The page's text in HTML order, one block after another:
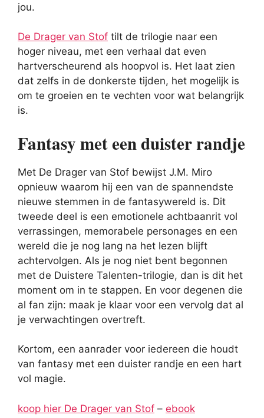
jou.
De Drager van Stof tilt de trilogie naar een
hoger niveau, met een verhaal dat even
hartverscheurend als hoopvol is. Het laat zien
dat zelfs in de donkerste tijden, het mogelijk is
om te groeien en te vechten voor wat belangrijk
is.
Fantasy met een duister randje
Met De Drager van Stof bewijst J.M. Miro
opnieuw waarom hij een van de spannendste
nieuwe stemmen in de fantasywereld is. Dit
tweede deel is een emotionele achtbaanrit vol
verrassingen, memorabele personages en een
wereld die je nog lang na het lezen blijft
achtervolgen. Als je nog niet bent begonnen
met de Duistere Talenten-trilogie, dan is dit het
moment om in te stappen. En voor degenen die
al fan zijn: maak je klaar voor een vervolg dat al
je verwachtingen overtreft.
Kortom, een aanrader voor iedereen die houdt
van fantasy met een duister randje en een hart
vol magie.
koop hier De Drager van Stof – ebook